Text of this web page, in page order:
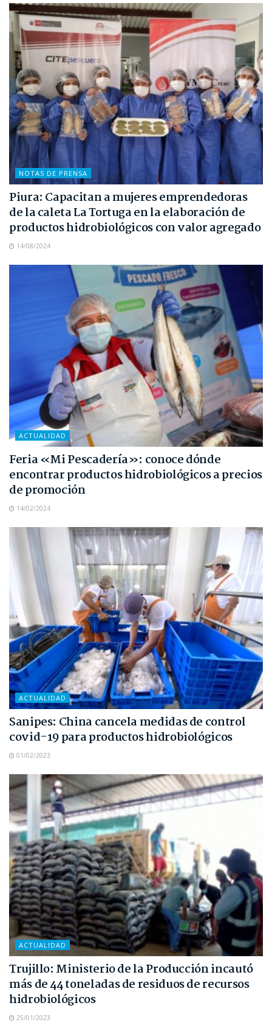
NOTAS DE PRENSA
Piura: Capacitan a mujeres emprendedoras
de la caleta La Tortuga en la elaboración de
productos hidrobiológicos con valor agregado
14/08/2024
ACTUALIDAD
Feria «Mi Pescadería»: conoce dónde
encontrar productos hidrobiológicos a precios
de promoción
14/02/2024
ACTUALIDAD
Sanipes: China cancela medidas de control
covid-19 para productos hidrobiológicos
01/02/2023
ACTUALIDAD
Trujillo: Ministerio de la Producción incautó
más de 44 toneladas de residuos de recursos
hidrobiológicos
25/01/2023